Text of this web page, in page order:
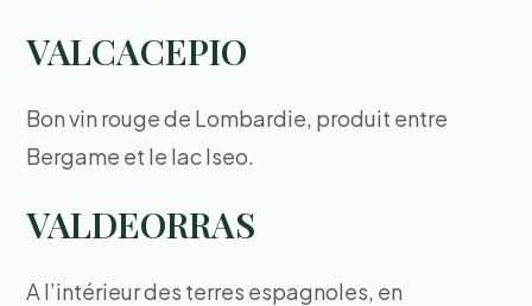
VALCACEPIO
Bon vin rouge de Lombardie, produit entre
Bergame et le lac Iseo.
VALDEORRAS
A l’intérieur des terres espagnoles, en